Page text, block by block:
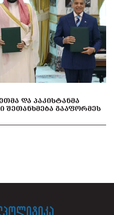
ᲓᲐ ᲞᲐᲙᲘᲡᲢᲐᲜᲛᲐ
ᲒᲐᲐᲤᲝᲠᲛᲔᲡ